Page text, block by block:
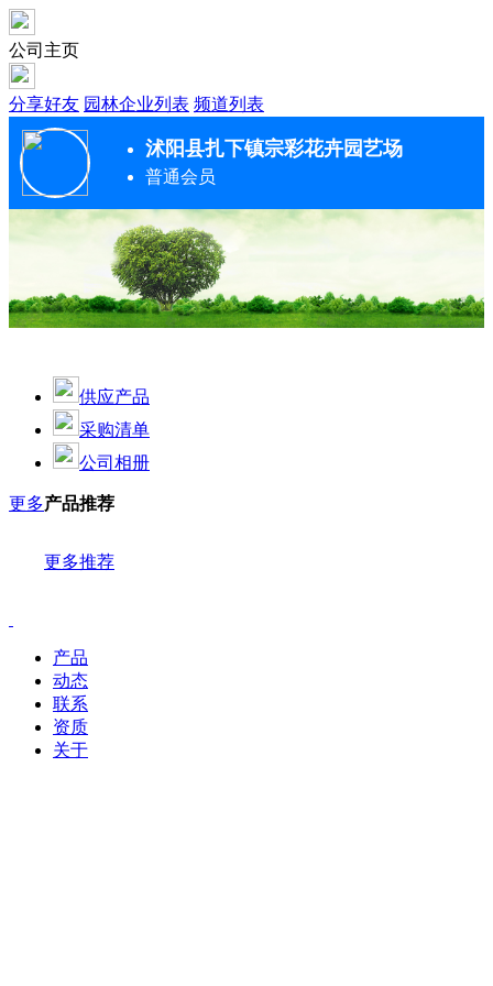
公司主页
分享好友 园林企业列表 频道列表
沭阳县扎下镇宗彩花卉园艺场
普通会员
供应产品
采购清单
公司相册
更多产品推荐
更多推荐
产品
动态
联系
资质
关于